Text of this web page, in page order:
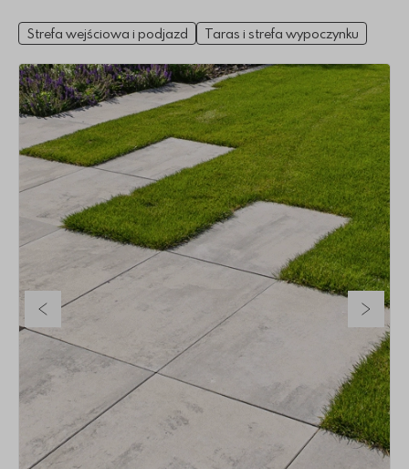
Strefa wejściowa i podjazd Taras i strefa wypoczynku
Poprzedni slajd